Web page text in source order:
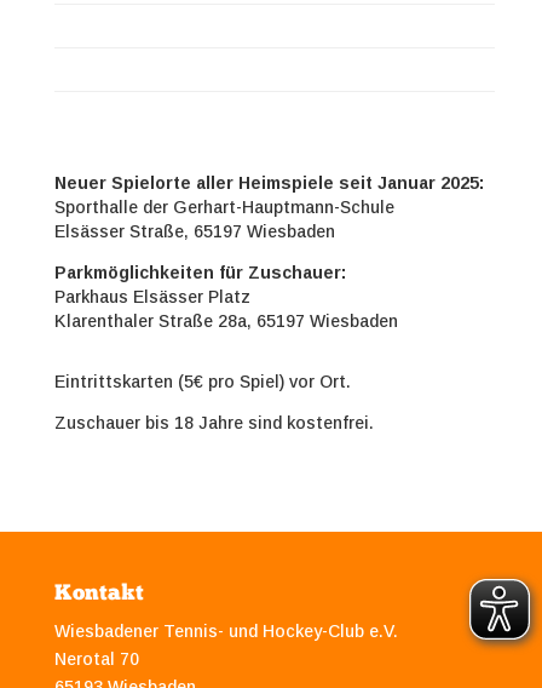
Neuer Spielorte aller Heimspiele seit Januar 2025:
Sporthalle der Gerhart-Hauptmann-Schule
Elsässer Straße, 65197 Wiesbaden
Parkmöglichkeiten für Zuschauer:
Parkhaus Elsässer Platz
Klarenthaler Straße 28a, 65197 Wiesbaden
Eintrittskarten (5€ pro Spiel) vor Ort.
Zuschauer bis 18 Jahre sind kostenfrei.
Kontakt
Wiesbadener Tennis- und Hockey-Club e.V.
Nerotal 70